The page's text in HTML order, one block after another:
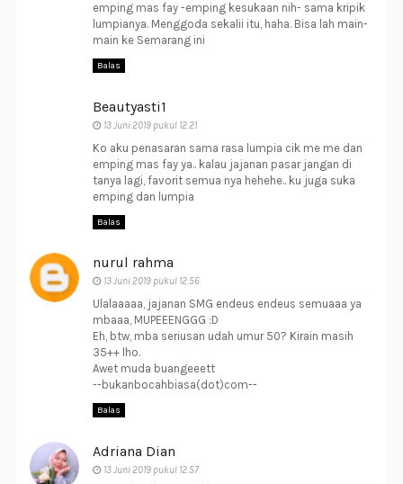
emping mas fay -emping kesukaan nih- sama kripik
lumpianya. Menggoda sekalii itu, haha. Bisa lah main-
main ke Semarang ini
Balas
Beautyasti1
13 Juni 2019 pukul 12.21
Ko aku penasaran sama rasa lumpia cik me me dan
emping mas fay ya.. kalau jajanan pasar jangan di
tanya lagi, favorit semua nya hehehe.. ku juga suka
emping dan lumpia
Balas
nurul rahma
13 Juni 2019 pukul 12.56
Ulalaaaaa, jajanan SMG endeus endeus semuaaa ya
mbaaa, MUPEEENGGG :D
Eh, btw, mba seriusan udah umur 50? Kirain masih
35++ lho.
Awet muda buangeeett
--bukanbocahbiasa(dot)com--
Balas
Adriana Dian
13 Juni 2019 pukul 12.57